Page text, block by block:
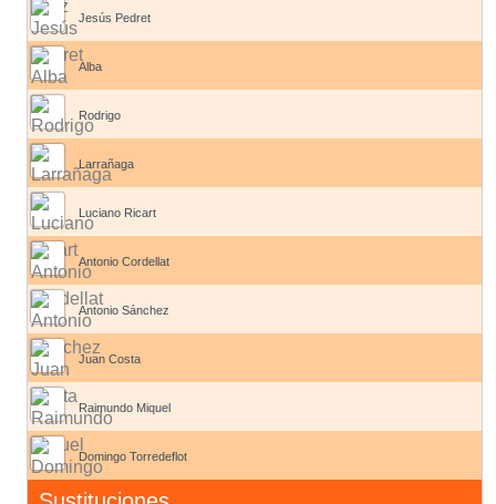
Jesús Pedret
Alba
Rodrigo
Larrañaga
Luciano Ricart
Antonio Cordellat
Antonio Sánchez
Juan Costa
Raimundo Miquel
Domingo Torredeflot